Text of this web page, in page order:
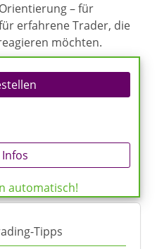
– für
erfahrene Trader, die
möchten.
automatisch!
Tipps